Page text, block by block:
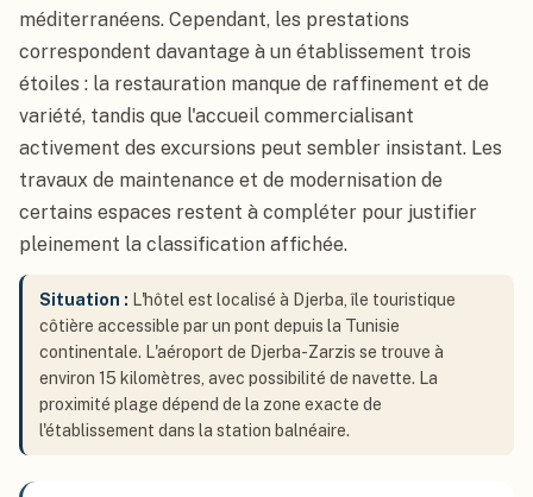
méditerranéens. Cependant, les prestations
correspondent davantage à un établissement trois
étoiles : la restauration manque de raffinement et de
variété, tandis que l'accueil commercialisant
activement des excursions peut sembler insistant. Les
travaux de maintenance et de modernisation de
certains espaces restent à compléter pour justifier
pleinement la classification affichée.
Situation : L'hôtel est localisé à Djerba, île touristique
côtière accessible par un pont depuis la Tunisie
continentale. L'aéroport de Djerba-Zarzis se trouve à
environ 15 kilomètres, avec possibilité de navette. La
proximité plage dépend de la zone exacte de
l'établissement dans la station balnéaire.